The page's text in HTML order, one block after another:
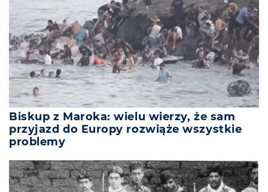
Biskup z Maroka: wielu wierzy, że sam
przyjazd do Europy rozwiąże wszystkie
problemy